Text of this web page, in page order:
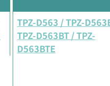
TPZ-D563 / TPZ-
TPZ-D563BT / TPZ-
D563BTE